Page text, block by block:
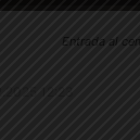
Entrada al